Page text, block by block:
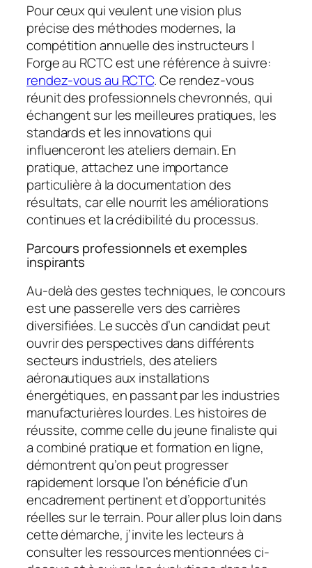
Pour ceux qui veulent une vision plus
précise des méthodes modernes, la
compétition annuelle des instructeurs |
Forge au RCTC est une référence à suivre:
rendez-vous au RCTC. Ce rendez-vous
réunit des professionnels chevronnés, qui
échangent sur les meilleures pratiques, les
standards et les innovations qui
influenceront les ateliers demain. En
pratique, attachez une importance
particulière à la documentation des
résultats, car elle nourrit les améliorations
continues et la crédibilité du processus.
Parcours professionnels et exemples
inspirants
Au-delà des gestes techniques, le concours
est une passerelle vers des carrières
diversifiées. Le succès d’un candidat peut
ouvrir des perspectives dans différents
secteurs industriels, des ateliers
aéronautiques aux installations
énergétiques, en passant par les industries
manufacturières lourdes. Les histoires de
réussite, comme celle du jeune finaliste qui
a combiné pratique et formation en ligne,
démontrent qu’on peut progresser
rapidement lorsque l’on bénéficie d’un
encadrement pertinent et d’opportunités
réelles sur le terrain. Pour aller plus loin dans
cette démarche, j’invite les lecteurs à
consulter les ressources mentionnées ci-